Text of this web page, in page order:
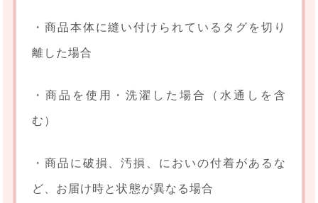
・商品本体に縫い付けられているタグを切り
離した場合
・商品を使用・洗濯した場合（水通しを含
む）
・商品に破損、汚損、においの付着があるな
ど、お届け時と状態が異なる場合